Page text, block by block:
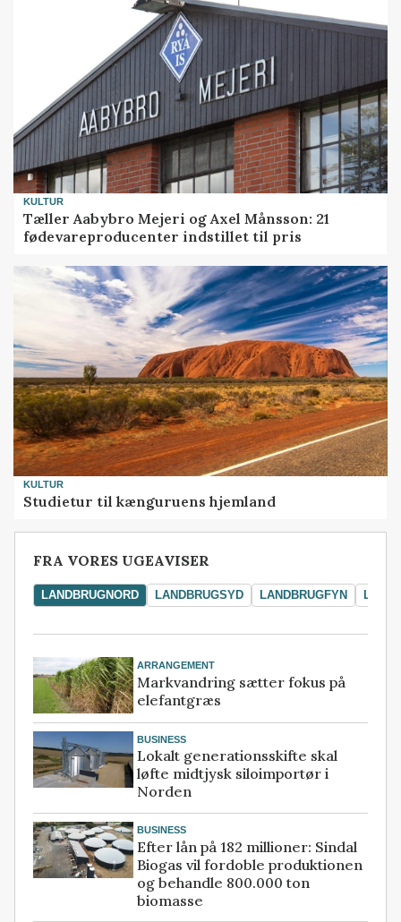
KULTUR
Tæller Aabybro Mejeri og Axel Månsson: 21
fødevareproducenter indstillet til pris
KULTUR
Studietur til kænguruens hjemland
FRA VORES UGEAVISER
LANDBRUGNORD LANDBRUGSYD LANDBRUGFYN
ARRANGEMENT
Markvandring sætter fokus på
elefantgræs
BUSINESS
Lokalt generationsskifte skal
løfte midtjysk siloimportør i
Norden
BUSINESS
Efter lån på 182 millioner: Sindal
Biogas vil fordoble produktionen
og behandle 800.000 ton
biomasse